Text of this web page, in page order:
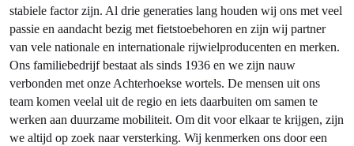
stabiele factor zijn. Al drie generaties lang houden wij ons met veel
passie en aandacht bezig met fietstoebehoren en zijn wij partner
van vele nationale en internationale rijwielproducenten en merken.
Ons familiebedrijf bestaat als sinds 1936 en we zijn nauw
verbonden met onze Achterhoekse wortels. De mensen uit ons
team komen veelal uit de regio en iets daarbuiten om samen te
werken aan duurzame mobiliteit. Om dit voor elkaar te krijgen, zijn
we altijd op zoek naar versterking. Wij kenmerken ons door een